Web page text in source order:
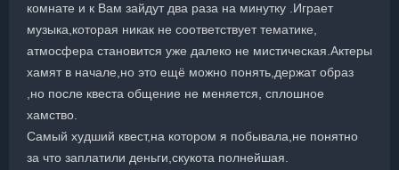
комнате и к Вам зайдут два раза на минутку .Играет
музыка,которая никак не соответствует тематике,
атмосфера становится уже далеко не мистическая.Актеры
хамят в начале,но это ещё можно понять,держат образ
,но после квеста общение не меняется, сплошное
хамство.
Самый худший квест,на котором я побывала,не понятно
за что заплатили деньги,скукота полнейшая.